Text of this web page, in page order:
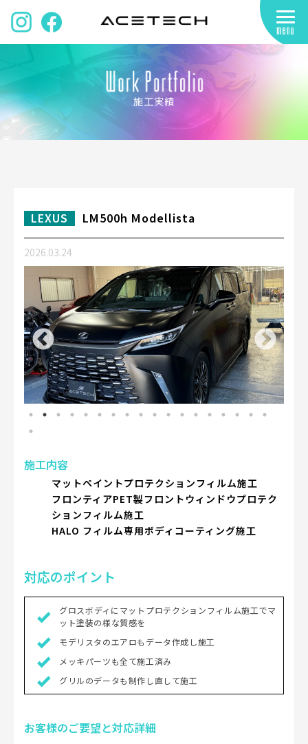
施工実績
LEXUS LM500h Modellista
2026.03.24
施工内容
マットペイントプロテクションフィルム施工
フロンティアPET製フロントウィンドウプロテク
ションフィルム施工
HALO フィルム専用ボディコーティング施工
対応のポイント
グロスボディにマットプロテクションフィルム施工でマ
ット塗装の様な質感を
モデリスタのエアロもデータ作成し施工
メッキパーツも全て施工済み
グリルのデータも制作し直して施工
お客様のご要望と対応詳細